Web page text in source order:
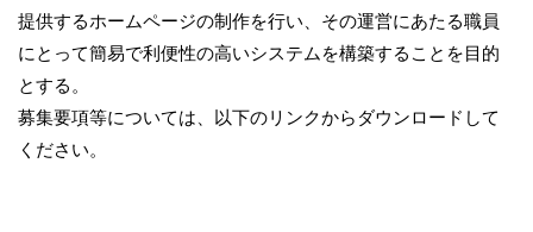
提供するホームページの制作を行い、その運営にあたる職員
にとって簡易で利便性の高いシステムを構築することを目的
とする。
募集要項等については、以下のリンクからダウンロードして
ください。